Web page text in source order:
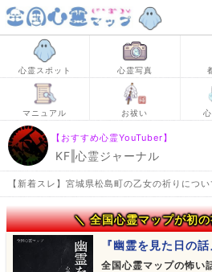
心霊スポット 心霊写真
マニュアル お祓い
【おすすめ心霊YouTuber】
KF‖心霊ジャーナル
【新着スレ】宮城県松島町の乙女の祈りについ
＼ 全国心霊マップが初
『幽霊を見た日の話
全国心霊マップの怖い